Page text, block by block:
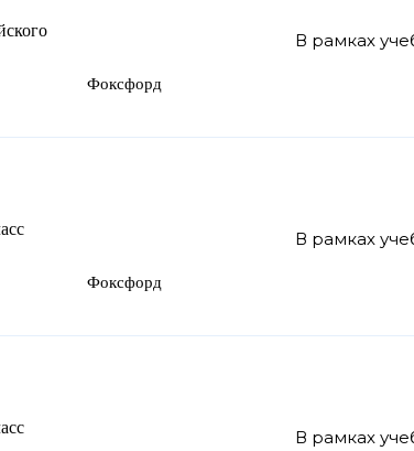
Фоксфорд
В рамках
Фоксфорд
В рамках
В рамках